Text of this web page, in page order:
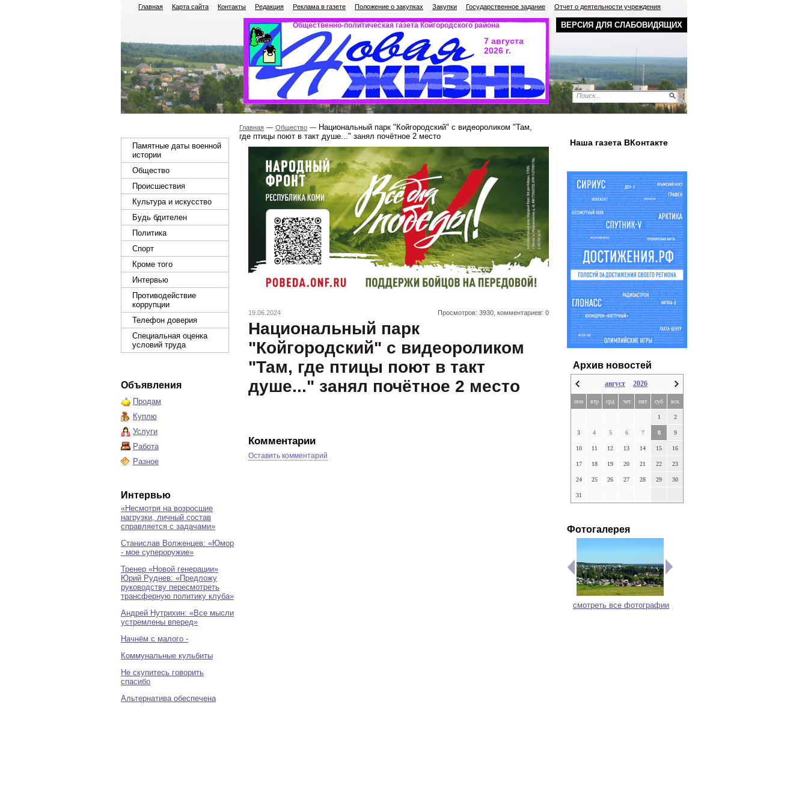
ВЕРСИЯ ДЛЯ СЛАБОВИДЯЩИХ
Главная Карта сайта Контакты Редакция Реклама в газете Положение о закупках Закупки Государственное задание Отчет о деятельности учреждения
Общественно-политическая газета Койгородского района
7 августа
2026 г.
Памятные даты военной
истории
Общество
Происшествия
Культура и искусство
Будь бдителен
Политика
Спорт
Кроме того
Интервью
Противодействие
коррупции
Телефон доверия
Специальная оценка
условий труда
Объявления
Продам
Куплю
Услуги
Работа
Разное
Интервью
«Несмотря на возросшие
нагрузки, личный состав
справляется с задачами»
Станислав Волженцев: «Юмор
- мое супероружие»
Тренер «Новой генерации»
Юрий Руднев: «Предложу
руководству пересмотреть
трансферную политику клуба»
Андрей Нутрихин: «Все мысли
устремлены вперед»
Начнём с малого -
Коммунальные кульбиты
Не скупитесь говорить
спасибо
Альтернатива обеспечена
Главная Общество
Национальный парк "Койгородский" с видеороликом "Там,
где птицы поют в такт душе..." занял почётное 2 место
19.06.2024 Просмотров: 3930, комментариев: 0
Национальный парк
"Койгородский" с видеороликом
"Там, где птицы поют в такт
душе..." занял почётное 2 место
Комментарии
Оставить комментарий
Наша газета ВКонтакте
Архив новостей
август 2026
пон втр срд чет пят суб вск
1 2
3 4 5 6 7 8 9
10 11 12 13 14 15 16
17 18 19 20 21 22 23
24 25 26 27 28 29 30
31
Фотогалерея
смотреть все фотографии